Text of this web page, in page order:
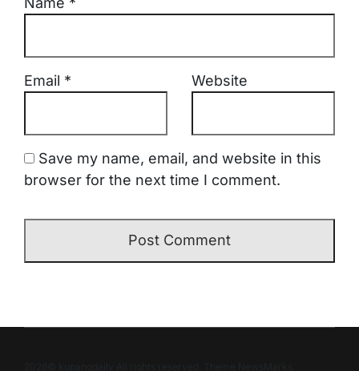
Email * Website
Save my name, email, and website in this
browser for the next time I comment.